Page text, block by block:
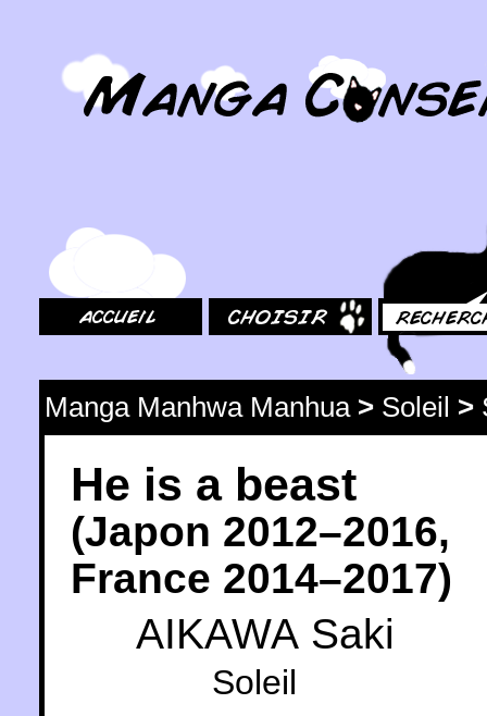
Manga Manhwa Manhua> Soleil >
He is a beast
(Japon 2012–2016,
France 2014–2017)
AIKAWA Saki
Soleil